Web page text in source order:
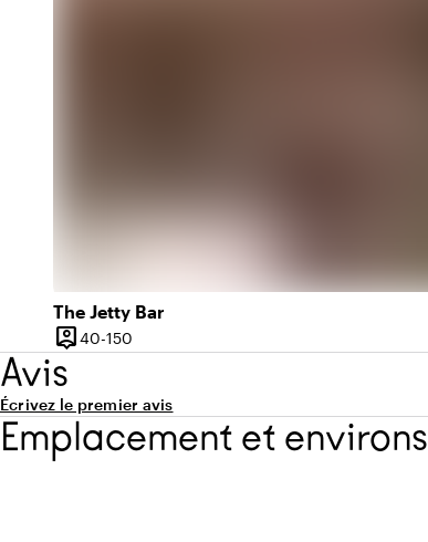
The Jetty Bar
person_pin
Capacité
40-150
Avis
Écrivez le premier avis
Emplacement et environs